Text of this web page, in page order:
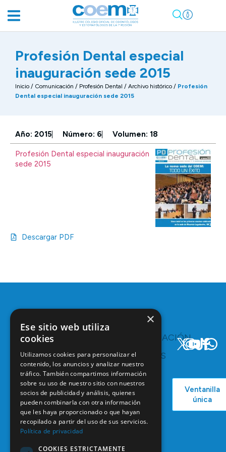
Profesión Dental especial
inauguración sede 2015
Inicio / Comunicación / Profesión Dental / Archivo histórico / Profesión
Dental especial inauguración sede 2015
Año: 2015 Número: 6 Volumen: 18
Profesión Dental especial inauguración
sede 2015
Descargar PDF
C/ Mauricio
Legendre,
28046
Madrid
Servicios y
Ventajas
Bolsa de
Empleo
Formación
Continuada
Tablón de
anuncios
COMUNICACIÓN
RECURSOS
Campañas
COEM
Podcast
Actualidad
Ventanilla
única
×
Ese sitio web utiliza
cookies
Utilizamos cookies para personalizar el
contenido, los anuncios y analizar nuestro
tráfico. También compartimos información
sobre su uso de nuestro sitio con nuestros
socios de publicidad y análisis, quienes
pueden combinarla con otra información
que les haya proporcionado o que hayan
recopilado a partir del uso de sus servicios.
Política de privacidad
COOKIES ESTRICTAMENTE